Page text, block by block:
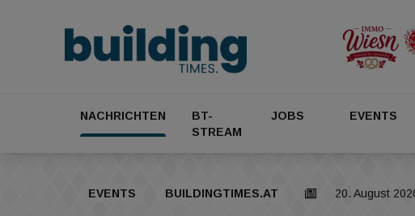
NACHRICHTEN
BT-
STREAM
JOBS EVENTS
EVENTS BUILDINGTIMES.AT 20. August